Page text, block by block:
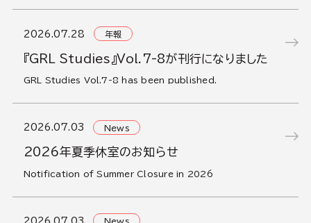
2026.07.28 年報
『GRL Studies』Vol.7-8が刊行になりました
GRL Studies Vol.7-8 has been published.
2026.07.03 News
2026年夏季休室のお知らせ
Notification of Summer Closure in 2026
2026.07.03 News